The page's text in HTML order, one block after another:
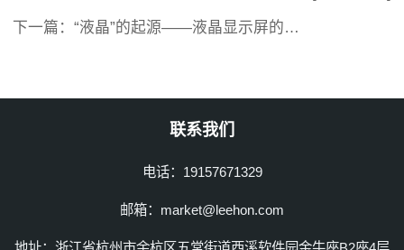
下一篇： “液晶”的起源——液晶显示屏的历史发展
联系我们
电话：19157671329
邮箱：market@leehon.com